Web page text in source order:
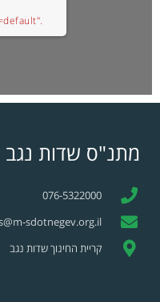
מתנ"ס שדות נגב
076-5322000
sdotnegev.org.il
קריית החינוך שדות נגב